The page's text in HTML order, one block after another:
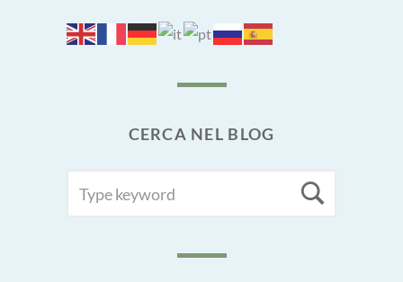
CERCA NEL BLOG
FOR: